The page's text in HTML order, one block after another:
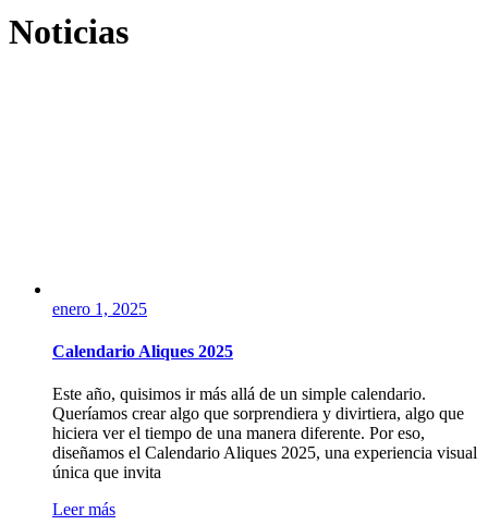
Noticias
enero 1, 2025
Calendario Aliques 2025
Este año, quisimos ir más allá de un simple calendario.
Queríamos crear algo que sorprendiera y divirtiera, algo que
hiciera ver el tiempo de una manera diferente. Por eso,
diseñamos el Calendario Aliques 2025, una experiencia visual
única que invita
Leer más